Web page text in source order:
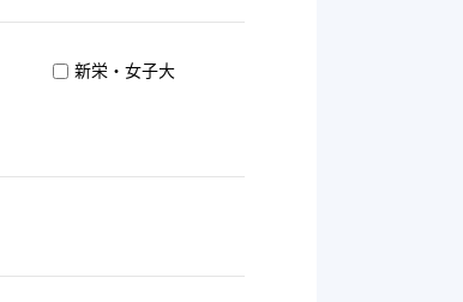
新栄・女子大